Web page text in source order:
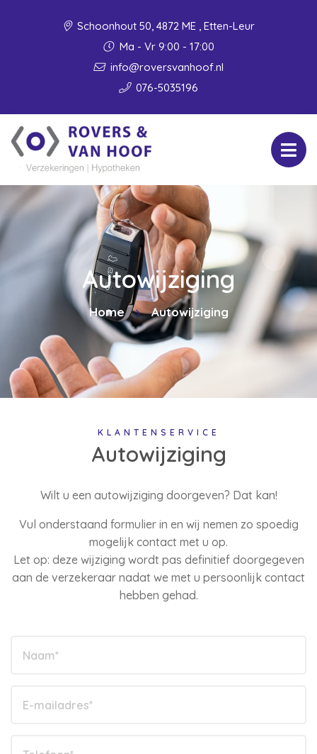
Schoonhout 50, 4872 ME , Etten-Leur
Ma - Vr 9:00 - 17:00
info@roversvanhoof.nl
076-5035196
Autowijziging
Home Autowijziging
Autowijziging
KLANTENSERVICE
Wilt u een autowijziging doorgeven? Dat kan!
Vul onderstaand formulier in en wij nemen zo spoedig
mogelijk contact met u op.
Let op: deze wijziging wordt pas definitief doorgegeven
aan de verzekeraar nadat we met u persoonlijk contact
hebben gehad.